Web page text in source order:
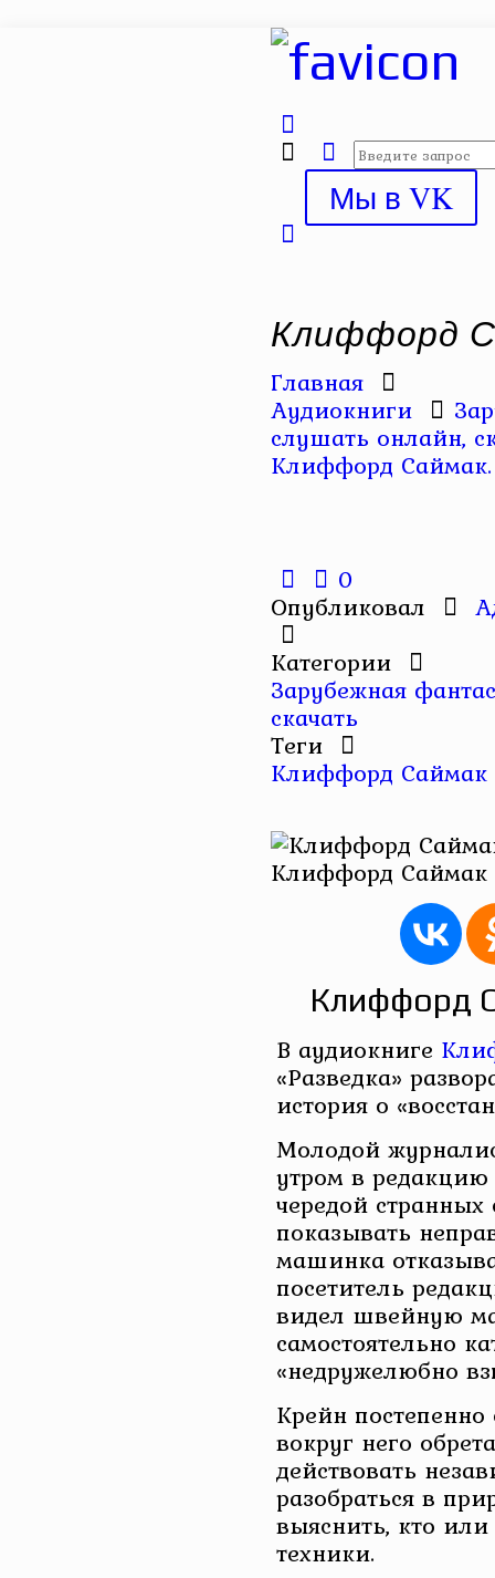
Мы в VK
Клиффорд
Главная
Аудиокниги
слушать онлайн,
Клиффорд Саймак.
0
Опубликовал
Категории
Зарубежная
скачать
Теги
Клиффорд Саймак
Клиффорд Саймак
Клиффорд
В аудиокниге
«Разведка»
история о
Молодой
утром в редакцию
чередой
показывать
машинка
посетитель
видел швейную
самостоятельно
«недружелюбно
Крейн
вокруг него
действовать
разобраться в
выяснить, кто или
техники.